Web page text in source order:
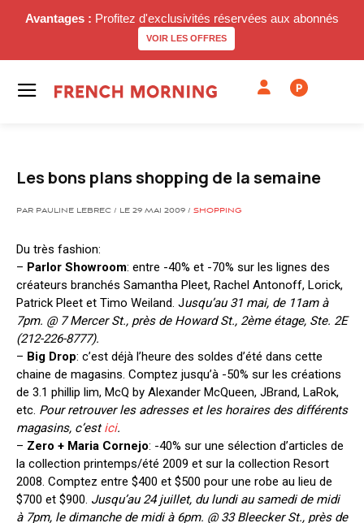
Avantages : Profitez d'exclusivités réservées aux abonnés
VOIR LES OFFRES
P
Les bons plans shopping de la semaine
PAR PAULINE LEBREC / LE 29 MAI 2009 / SHOPPING
Du très fashion:
– Parlor Showroom: entre -40% et -70% sur les lignes des
créateurs branchés Samantha Pleet, Rachel Antonoff, Lorick,
Patrick Pleet et Timo Weiland. Jusqu’au 31 mai, de 11am à
7pm. @ 7 Mercer St., près de Howard St., 2ème étage, Ste. 2E
(212-226-8777).
– Big Drop: c’est déjà l’heure des soldes d’été dans cette
chaine de magasins. Comptez jusqu’à -50% sur les créations
de 3.1 phillip lim, McQ by Alexander McQueen, JBrand, LaRok,
etc. Pour retrouver les adresses et les horaires des différents
magasins, c’estici.
– Zero + Maria Cornejo: -40% sur une sélection d’articles de
la collection printemps/été 2009 et sur la collection Resort
2008. Comptez entre $400 et $500 pour une robe au lieu de
$700 et $900. Jusqu’au 24 juillet, du lundi au samedi de midi
à 7pm, le dimanche de midi à 6pm. @ 33 Bleecker St., près de